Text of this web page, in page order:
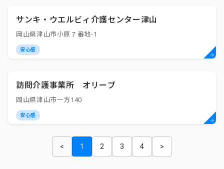
サンキ・ウエルビィ介護センター津山
岡山県津山市小原７番地-1
安心感
訪問介護事業所 オリーブ
岡山県津山市一方140
安心感
< 1 2 3 4 >